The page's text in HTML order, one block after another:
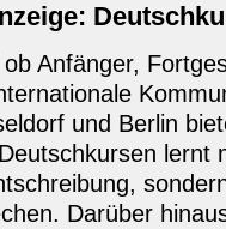
ob Anfänger,
und Berlin
lernt
Darüber